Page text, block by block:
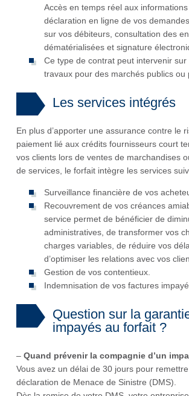
Accès en temps réel aux
déclaration en ligne de vos
sur vos débiteurs, consultation des
dématérialisées et signature
Ce type de contrat peut intervenir sur
travaux pour des marchés publics ou
Les services intégrés
En plus d’apporter une assurance contre le
paiement lié aux crédits fournisseurs court
vos clients lors de ventes de marchandises
de services, le forfait intègre les services
Surveillance financière de vos
Recouvrement de vos créances
service permet de bénéficier de
administratives, de transformer vos
charges variables, de réduire vos
d’optimiser les relations avec vos
Gestion de vos contentieux.
Indemnisation de vos factures
Question sur la
impayés au forfait ?
– Quand prévenir la compagnie d’un
Vous avez un délai de 30 jours pour
déclaration de Menace de Sinistre (DMS).